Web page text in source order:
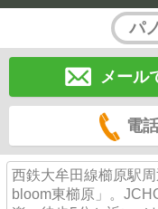
パ
メール
電
西鉄大牟田線櫛原駅
bloom東櫛原」。